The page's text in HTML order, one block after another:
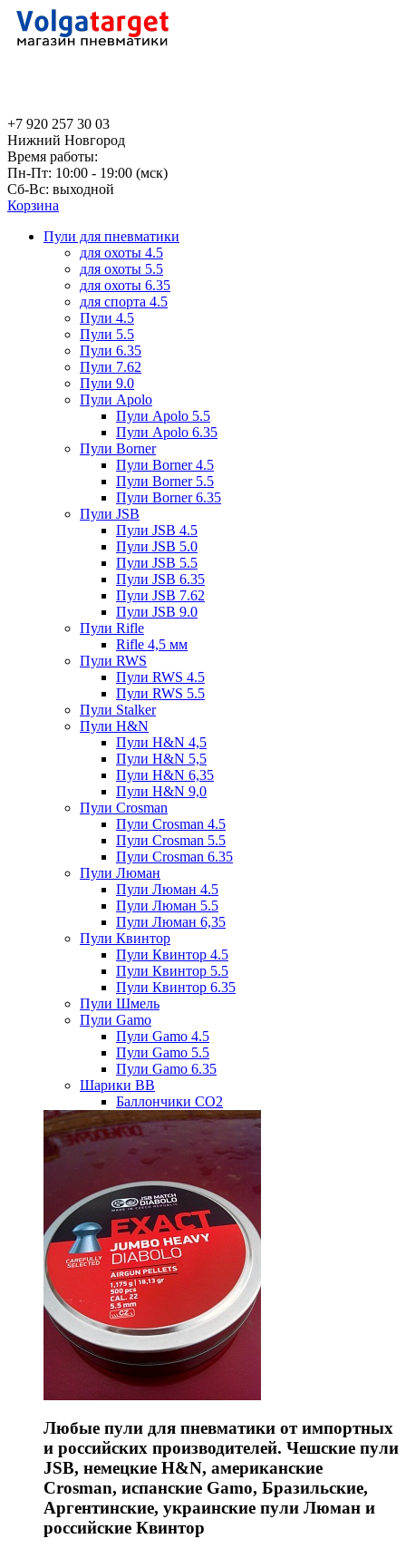
+7 920 257 30 03
Нижний Новгород
Время работы:
Пн-Пт: 10:00 - 19:00 (мск)
Сб-Вс: выходной
Корзина
Пули для пневматики
для охоты 4.5
для охоты 5.5
для охоты 6.35
для спорта 4.5
Пули 4.5
Пули 5.5
Пули 6.35
Пули 7.62
Пули 9.0
Пули Apolo
Пули Apolo 5.5
Пули Apolo 6.35
Пули Borner
Пули Borner 4.5
Пули Borner 5.5
Пули Borner 6.35
Пули JSB
Пули JSB 4.5
Пули JSB 5.0
Пули JSB 5.5
Пули JSB 6.35
Пули JSB 7.62
Пули JSB 9.0
Пули Rifle
Rifle 4,5 мм
Пули RWS
Пули RWS 4.5
Пули RWS 5.5
Пули Stalker
Пули H&N
Пули H&N 4,5
Пули H&N 5,5
Пули H&N 6,35
Пули H&N 9,0
Пули Crosman
Пули Crosman 4.5
Пули Crosman 5.5
Пули Crosman 6.35
Пули Люман
Пули Люман 4.5
Пули Люман 5.5
Пули Люман 6,35
Пули Квинтор
Пули Квинтор 4.5
Пули Квинтор 5.5
Пули Квинтор 6.35
Пули Шмель
Пули Gamo
Пули Gamo 4.5
Пули Gamo 5.5
Пули Gamo 6.35
Шарики BB
Баллончики CO2
Любые пули для пневматики от импортных
и российских производителей. Чешские пули
JSB, немецкие H&N, американские
Crosman, испанские Gamo, Бразильские,
Аргентинские, украинские пули Люман и
российские Квинтор